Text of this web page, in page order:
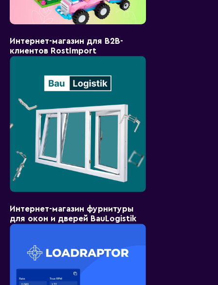
Интернет-магазин для B2B-
клиентов RostImport
Интернет-магазин фурнитуры
для окон и дверей BauLogistik